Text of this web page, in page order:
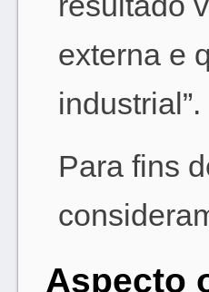
externa e
industrial”.
Para fins
Aspecto